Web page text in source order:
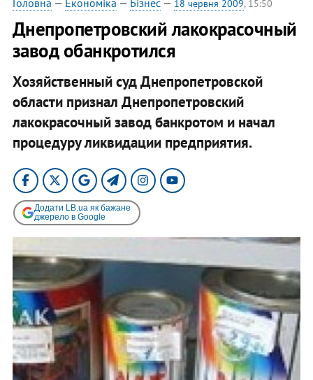
Головна — Економіка — Бізнес— 18 червня 2009, 15:50
Днепропетровский лакокрасочный
завод обанкротился
Хозяйственный суд Днепропетровской
области признал Днепропетровский
лакокрасочный завод банкротом и начал
процедуру ликвидации предприятия.
Додати LB.ua як бажане
джерело в Google